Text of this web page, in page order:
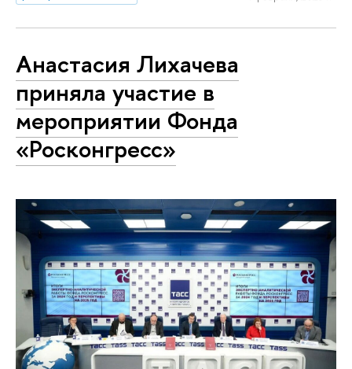
Анастасия Лихачева
приняла участие в
мероприятии Фонда
«Росконгресс»